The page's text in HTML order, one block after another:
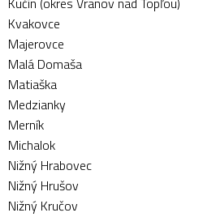
Kvakovce
Majerovce
Malá Domaša
Matiaška
Medzianky
Merník
Michalok
Nižný Hrabovec
Nižný Hrušov
Nižný Kručov